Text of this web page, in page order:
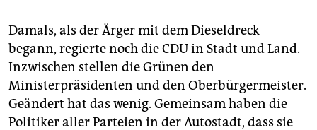
Damals, als der Ärger mit dem Dieseldreck
begann, regierte noch die CDU in Stadt und Land.
Inzwischen stellen die Grünen den
Ministerpräsidenten und den Oberbürgermeister.
Geändert hat das wenig. Gemeinsam haben die
Politiker aller Parteien in der Autostadt, dass sie